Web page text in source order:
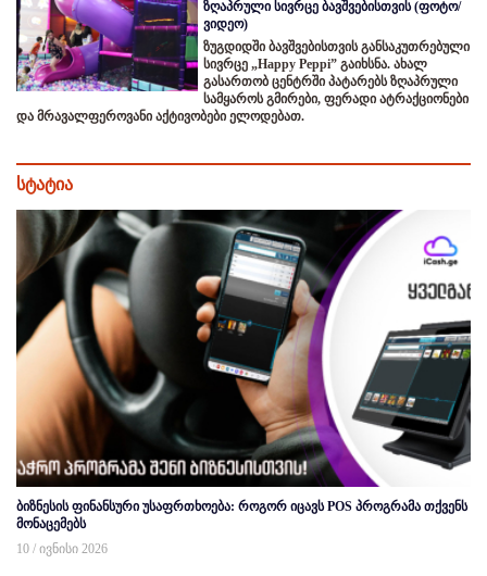
ზღაპრული სივრცე ბავშვებისთვის (ფოტო/
ვიდეო)
ზუგდიდში ბავშვებისთვის განსაკუთრებული
სივრცე „Happy Peppi” გაიხსნა. ახალ
გასართობ ცენტრში პატარებს ზღაპრული
სამყაროს გმირები, ფერადი ატრაქციონები
და მრავალფეროვანი აქტივობები ელოდებათ.
სტატია
ბიზნესის ფინანსური უსაფრთხოება: როგორ იცავს POS პროგრამა თქვენს
მონაცემებს
10 / ივნისი 2026